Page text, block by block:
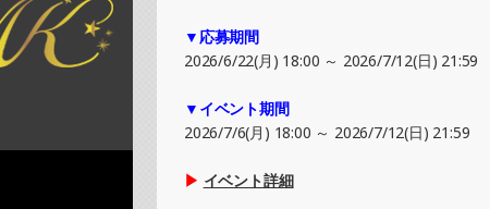
»もっと見る
2025/08/02
SHOWROOMでイベント開催（オリジナルカ
»もっと見る
▼応募期間
2026/6/22(月) 18:00 ～ 2026/7/12(日) 21:59
▼イベント期間
2026/7/6(月) 18:00 ～ 2026/7/12(日) 21:59
▶ イベント詳細